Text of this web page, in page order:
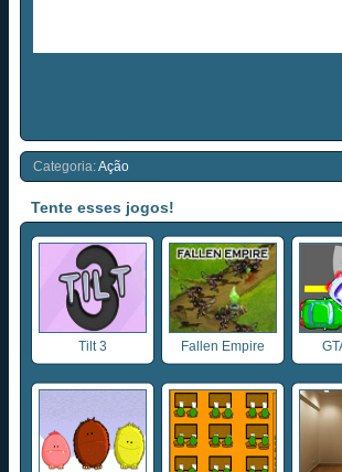
Categoria:Ação
Tente esses jogos!
Tilt 3 Fallen Empire